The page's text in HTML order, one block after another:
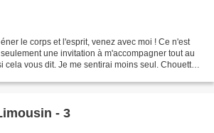
le corps et l'esprit, venez avec moi ! Ce n'est
une invitation à m'accompagner tout au
cela vous dit. Je me sentirai moins seul. Chouette
Des arbres en Limousin - 3